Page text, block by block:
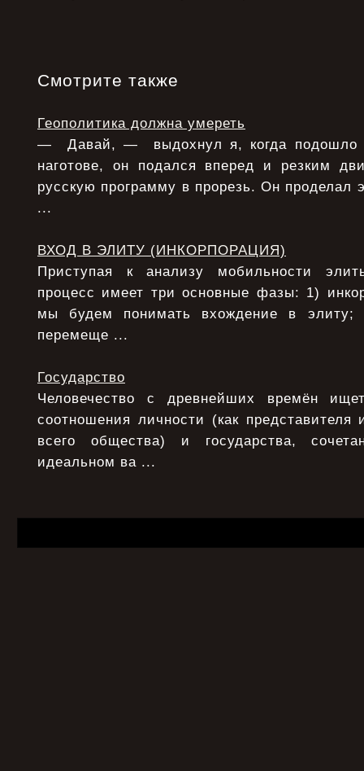
Смотрите также
Геополитика должна умереть
— Давай, — выдохнул я, когда подошло
наготове, он подался вперед и резким
русскую программу в прорезь. Он проделал
...
ВХОД В ЭЛИТУ (ИНКОРПОРАЦИЯ)
Приступая к анализу мобильности
процесс имеет три основные фазы: 1)
мы будем понимать вхождение в
перемеще ...
Государство
Человечество с древнейших времён
соотношения личности (как представителя
всего общества) и государства,
идеальном ва ...